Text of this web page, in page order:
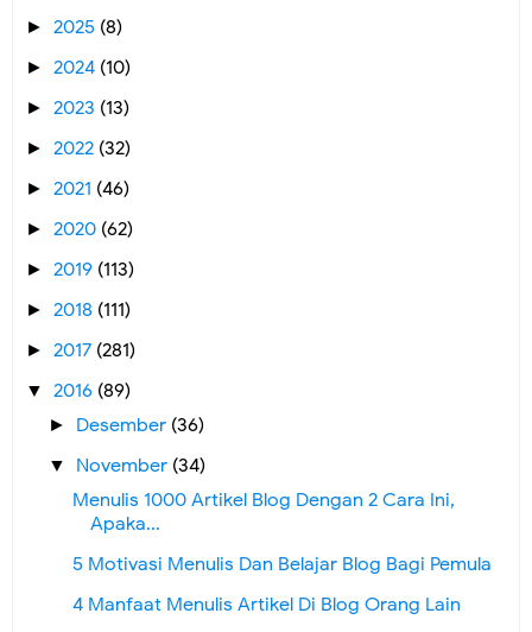
► 2025 (8)
► 2024 (10)
► 2023 (13)
► 2022 (32)
► 2021 (46)
► 2020 (62)
► 2019 (113)
► 2018 (111)
► 2017 (281)
▼ 2016 (89)
► Desember (36)
▼ November (34)
Menulis 1000 Artikel Blog Dengan 2 Cara Ini,
Apaka...
5 Motivasi Menulis Dan Belajar Blog Bagi Pemula
4 Manfaat Menulis Artikel Di Blog Orang Lain